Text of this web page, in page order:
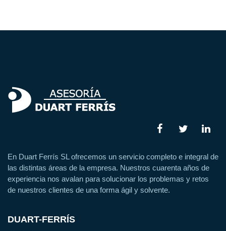
En Duart Ferrís SL ofrecemos un servicio completo e integral de
las distintas áreas de la empresa. Nuestros cuarenta años de
experiencia nos avalan para solucionar los problemas y retos
de nuestros clientes de una forma ágil y solvente.
DUART-FERRÍS